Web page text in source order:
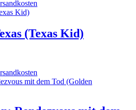
(Texas Kid)